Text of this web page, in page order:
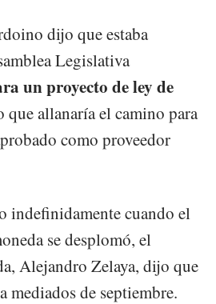
dijo que estaba
Legislativa
un proyecto de ley de
que allanaría el camino para
como proveedor
indefinidamente cuando el
se desplomó, el
Alejandro Zelaya, dijo que
mediados de septiembre.